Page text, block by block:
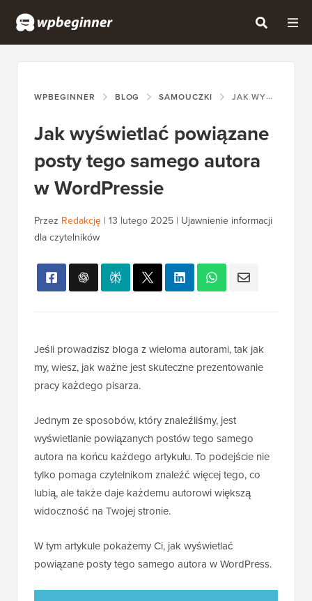
WPBEGINNER BLOG SAMOUCZKI JAK WYŚWIETLAĆ POWIĄZANE POSTY TEGO SAMEGO AUTORA W WORDPRESSIE
Jak wyświetlać powiązane
posty tego samego autora
w WordPressie
Przez Redakcję | 13 lutego 2025 | Ujawnienie informacji
dla czytelników
Jeśli prowadzisz bloga z wieloma autorami, tak jak
my, wiesz, jak ważne jest skuteczne prezentowanie
pracy każdego pisarza.
Jednym ze sposobów, który znaleźliśmy, jest
wyświetlanie powiązanych postów tego samego
autora na końcu każdego artykułu. To podejście nie
tylko pomaga czytelnikom znaleźć więcej tego, co
lubią, ale także daje każdemu autorowi większą
widoczność na Twojej stronie.
W tym artykule pokażemy Ci, jak wyświetlać
powiązane posty tego samego autora w WordPress.